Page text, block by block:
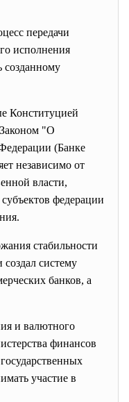
передачи
исполнения
созданному
Конституцией
"О
(Банке
независимо от
власти,
федерации
стабильности
систему
банков, а
и валютного
финансов
государственных
участие в